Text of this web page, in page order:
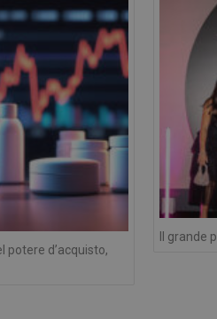
potere d’acquisto,
Il grande
I cookie necessari contribuiscono a rendere
e l'accesso alle aree protette del sito. Il sito
NOME
FORNITORE
PHPSESSID
PHP.net
_ga